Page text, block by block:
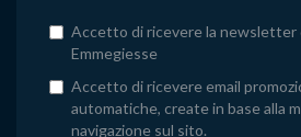
Accetto di ricevere la newsletter
Emmegiesse
Accetto di ricevere email
automatiche, create in base alla
navigazione sul sito.